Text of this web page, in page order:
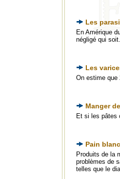
Les
En Amérique
négligé qui
Les
On estime que
Manger
Et si les pâtes
Pain
Produits de la
problèmes de
telles que le